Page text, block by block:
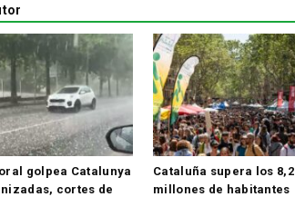
golpea Catalunya
cortes de
Cataluña supera los 8,2
millones de habitantes